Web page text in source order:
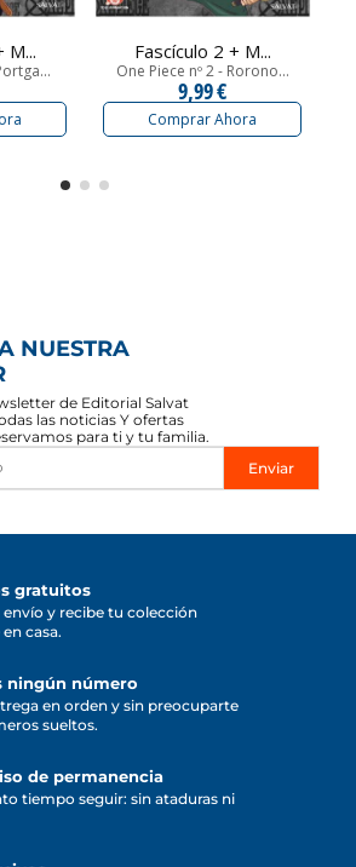
M... Fascículo 2 + M...
One Piece nº 2 - Rorono...
9,99 €
Comprar Ahora
NUESTRA
de Editorial Salvat
las noticias Y ofertas
para ti y tu familia.
Enviar
gratuitos
envío y recibe tu colección
casa.
ningún número
en orden y sin preocuparte
sueltos.
de permanencia
tiempo seguir: sin ataduras ni